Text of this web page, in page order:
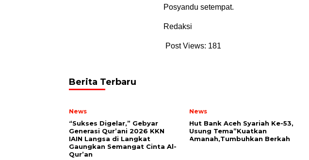
Posyandu setempat.
Redaksi
Post Views: 181
Berita Terbaru
News
“Sukses Digelar,” Gebyar
Generasi Qur’ani 2026 KKN
IAIN Langsa di Langkat
Gaungkan Semangat Cinta Al-
Qur’an
News
Hut Bank Aceh Syariah Ke-53,
Usung Tema”Kuatkan
Amanah,Tumbuhkan Berkah